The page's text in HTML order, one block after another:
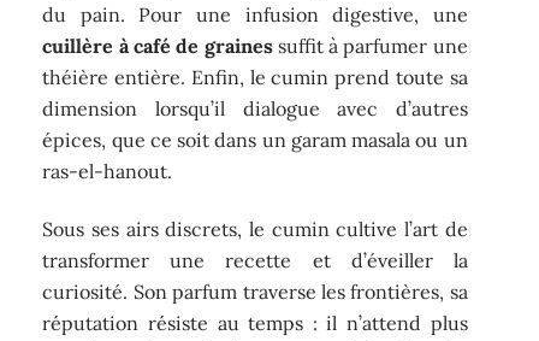
du pain. Pour une infusion digestive, une
cuillère à café de grainessuffit à parfumer une
théière entière. Enfin, le cumin prend toute sa
dimension lorsqu’il dialogue avec d’autres
épices, que ce soit dans un garam masala ou un
ras-el-hanout.
Sous ses airs discrets, le cumin cultive l’art de
transformer une recette et d’éveiller la
curiosité. Son parfum traverse les frontières, sa
réputation résiste au temps : il n’attend plus